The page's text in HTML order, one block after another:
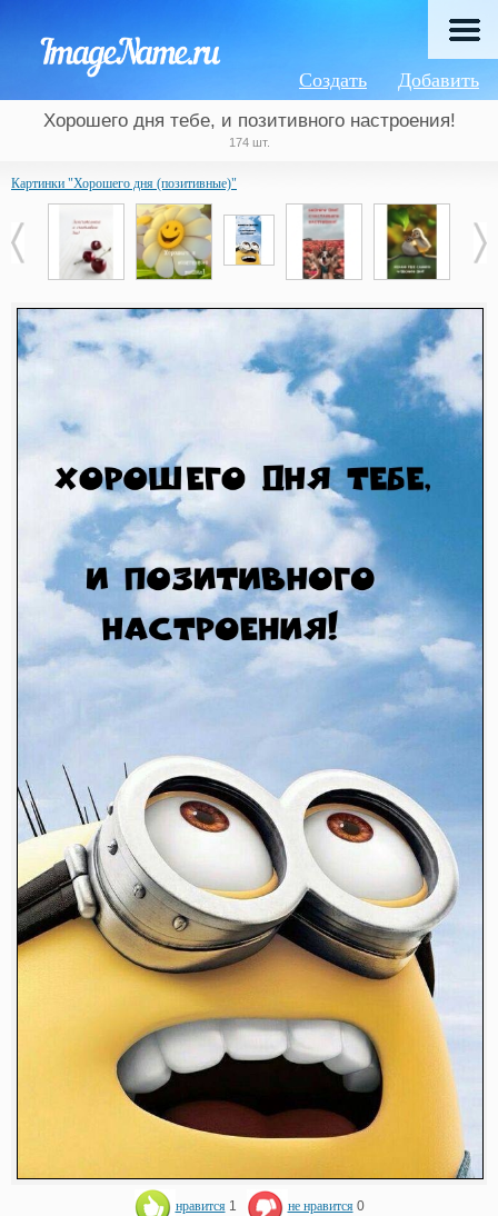
Добавить
Создать
Хорошего дня тебе, и позитивного настроения!
174 шт.
Картинки "Хорошего дня (позитивные)"
нравится 1 не нравится 0